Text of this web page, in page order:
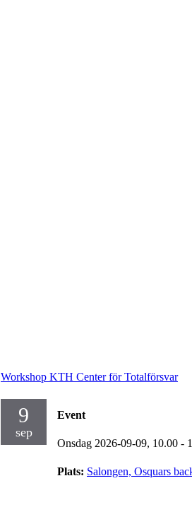
Workshop KTH Center för Totalförsvar
9
sep
Event
Onsdag 2026-09-09, 10.00 -
Plats: Salongen, Osquars